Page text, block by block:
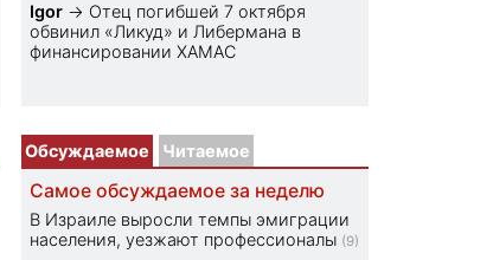
Igor → Отец погибшей 7 октября
обвинил «Ликуд» и Либермана в
финансировании ХАМАС
Обсуждаемое Читаемое
Самое обсуждаемое за неделю
В Израиле выросли темпы эмиграции
населения, уезжают профессионалы (9)